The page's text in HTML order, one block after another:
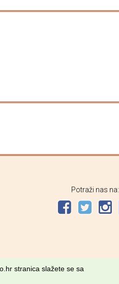
Potraži nas na:
stranica slažete se sa